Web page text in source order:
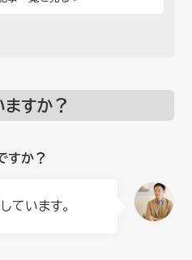
ますか？
すか？
ています。